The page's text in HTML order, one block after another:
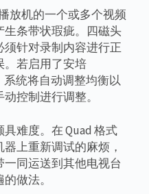
放机的一个或多个视频
条带状瑕疵。四磁头
针对录制内容进行正
。若启用了安培
系统将自动调整均衡以
控制进行调整。
难度。在 Quad 格式
上重新调试的麻烦，
同运送到其他电视台
做法。